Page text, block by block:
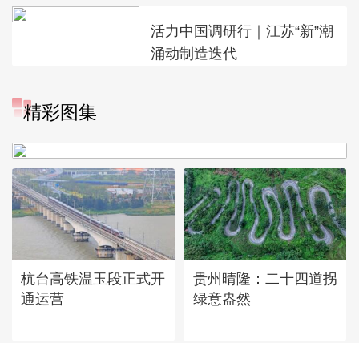
活力中国调研行｜江苏“新”潮
涌动制造迭代
精彩图集
杭台高铁温玉段正式开
通运营
贵州晴隆：二十四道拐
绿意盎然